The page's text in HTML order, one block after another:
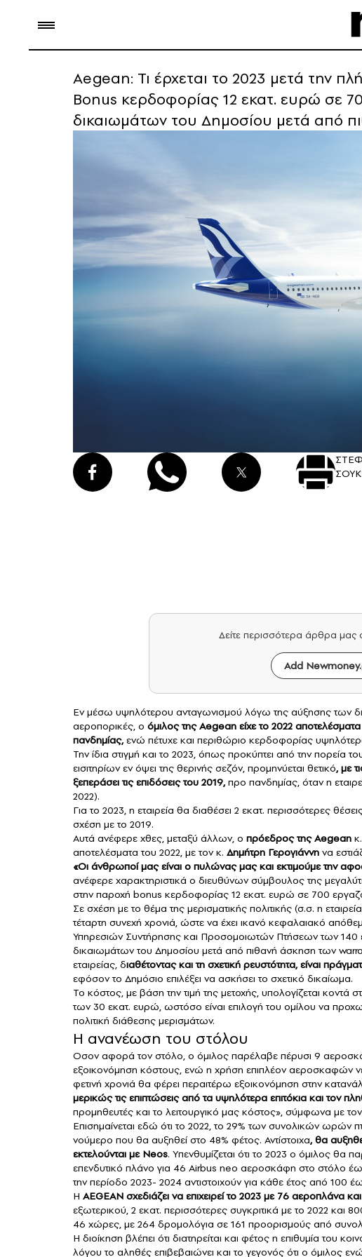
Aegean: Τι έρχεται το 2023 μετά την
Bonus κερδοφορίας 12 εκατ. ευρώ σε
δικαιωμάτων του Δημοσίου μετά από
Δείτε περισσότερα άρθρα μας
Add
Eν μέσω υψηλότερου ανταγωνισμού λόγω της αύξησης των
αεροπορικές, o όμιλος της Aegean είχε το 2022
πανδημίας,ενώ πέτυχε και περιθώριο κερδοφορίας
Την ίδια στιγμή και το 2023, όπως προκύπτει από την πορεία
εισιτηρίων εν όψει της θερινής σεζόν, προμηνύεται θετικό, με
ξεπεράσει τις επιδόσεις του 2019,προ πανδημίας, όταν η
2022).
Για το 2023, η εταιρεία θα διαθέσει 2 εκατ. περισσότερες
σχέση με το 2019.
Αυτά ανέφερε χθες, μεταξύ άλλων, ο πρόεδρος της Aegean κ.
αποτελέσματα του 2022, με τον κ. Δημήτρη Γερογιάννη να
«Οι άνθρωποί μας είναι ο πυλώνας μας και εκτιμούμε την
ανέφερε χαρακτηριστικά ο διευθύνων σύμβουλος της
στην παροχή bonus κερδοφορίας 12 εκατ. ευρώ σε 700
Σε σχέση με το θέμα της μερισματικής πολιτικής (σ.σ. η
τέταρτη συνεχή χρονιά, ώστε να έχει ικανό κεφαλαιακό
Υπηρεσιών Συντήρησης και Προσομοιωτών Πτήσεων των 140
δικαιωμάτων του Δημοσίου μετά από πιθανή άσκηση των
εταιρείας, διαθέτοντας και τη σχετική ρευστότητα, είναι
εφόσον το Δημόσιο επιλέξει να ασκήσει το σχετικό δικαίωμα.
Το κόστος, με βάση την τιμή της μετοχής, υπολογίζεται
των 30 εκατ. ευρώ, ωστόσο είναι επιλογή του ομίλου να
πολιτική διάθεσης μερισμάτων.
Η ανανέωση του στόλου
Οσον αφορά τον στόλο, ο όμιλος παρέλαβε πέρυσι 9
εξοικονόμηση κόστους, ενώ η χρήση επιπλέον αεροσκαφών
φετινή χρονιά θα φέρει περαιτέρω εξοικονόμηση στην
μερικώς τις επιπτώσεις από τα υψηλότερα επιτόκια και τον
προμηθευτές και το λειτουργικό μας κόστος», σύμφωνα με
Επισημαίνεται εδώ ότι το 2022, το 29% των συνολικών
νούμερο που θα αυξηθεί στο 48% φέτος. Αντίστοιχα, θα
εκτελούνται με Neos. Yπενθυμίζεται ότι το 2023 ο όμιλος θα
επενδυτικό πλάνο για 46 Airbus neo αεροσκάφη στο στόλο
την περίοδο 2023- 2024 αντιστοιχούν για κάθε έτος από 100
Η AEGEAN σχεδιάζει να επιχειρεί το 2023 με 76 αεροπλάνα
εξωτερικού, 2 εκατ. περισσότερες συγκριτικά με το 2022 και
46 χώρες, με 264 δρομολόγια σε 161 προορισμούς από
Η διοίκηση βλέπει ότι διατηρείται και φέτος η επιθυμία του
λόγου το αληθές επιβεβαιώνει και το γεγονός ότι ο όμιλος